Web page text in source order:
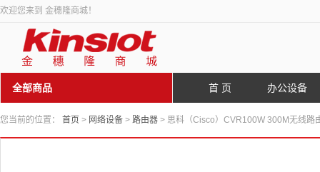
欢迎您来到 金穗隆商城！
全部商品 首 页 办公设备
您当前的位置： 首页 > 网络设备 > 路由器 > 思科（Cisco）CVR100W 300M无线路